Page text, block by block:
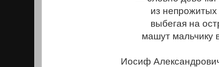
из непрожитых
выбегая на
машут мальчику
Иосиф